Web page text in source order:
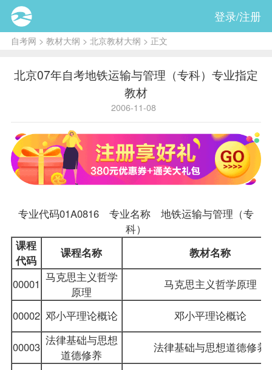
登录/注册
自考网 > 教材大纲 > 北京教材大纲 > 正文
北京07年自考地铁运输与管理（专科）专业指定
教材
2006-11-08
专业代码01A0816 专业名称 地铁运输与管理（专
科）
课程
代码
课程名称 教材名称
00001 马克思主义哲学
原理
马克思主义哲学原理
00002 邓小平理论概论 邓小平理论概论
00003 法律基础与思想
道德修养
法律基础与思想道德修养